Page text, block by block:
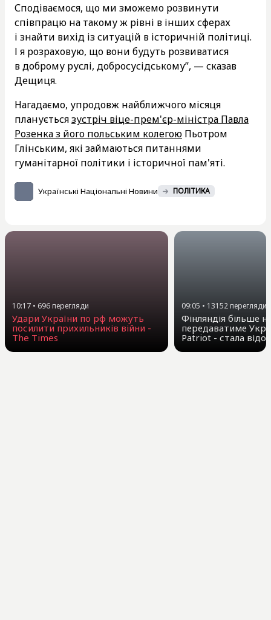
Сподіваємося, що ми зможемо розвинути
співпрацю на такому ж рівні в інших сферах
і знайти вихід із ситуацій в історичній політиці.
І я розраховую, що вони будуть розвиватися
в доброму руслі, добросусідському”, — сказав
Дещиця.
Нагадаємо, упродовж найближчого місяця
плануєтьсязустріч віце-прем'єр-міністра Павла
Розенка з його польським колегою Пьотром
Глінським, які займаються питаннями
гуманітарної політики і історичної пам'яті.
Українські Національні Новини ПОЛІТИКА
10:17 • 696перегляди
Удари України по рф можуть
посилити прихильників війни -
The Times
09:05 • 13152 перегляди
Фінляндія більше
передаватиме
Patriot - стала